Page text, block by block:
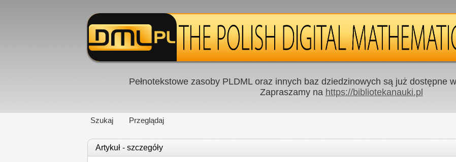
Pełnotekstowe zasoby PLDML oraz innych baz dziedzinowych są już dostępne
Zapraszamy na https://bibliotekanauki.pl
Szukaj Przeglądaj
Artykuł - szczegóły